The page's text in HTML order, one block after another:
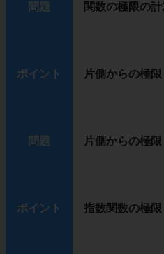
問題 関数の極限の計
ポイント 片側からの極限
問題 片側からの極限
ポイント 指数関数の極限